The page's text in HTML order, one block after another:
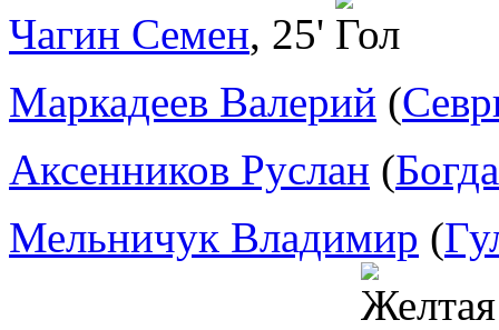
Чагин Семен, 25'
Маркадеев Валерий (
Аксенников Руслан (
Мельничук Владимир (